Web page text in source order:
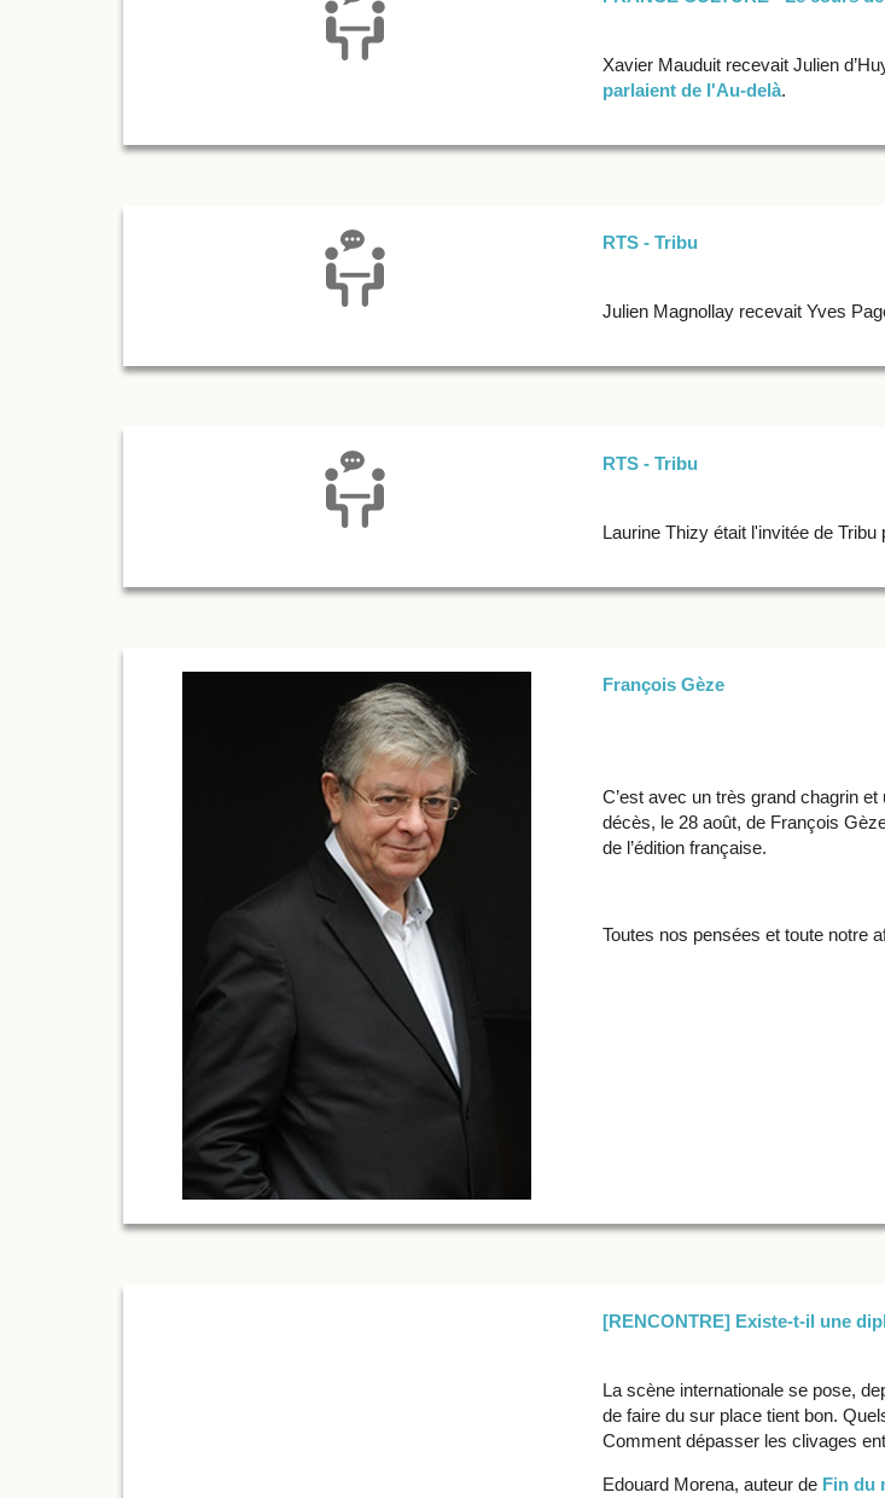
Xavier Mauduit recevait Julien
parlaient de l'Au-delà.
RTS - Tribu
Julien Magnollay recevait Yves
RTS - Tribu
Laurine Thizy était l'invitée de Tribu
François Gèze
C’est avec un très grand chagrin
décès, le 28 août, de François
de l’édition française.
Toutes nos pensées et toute notre
[RENCONTRE] Existe-t-il une
La scène internationale se pose,
de faire du sur place tient bon.
Comment dépasser les clivages
Edouard Morena, auteur de Fin du